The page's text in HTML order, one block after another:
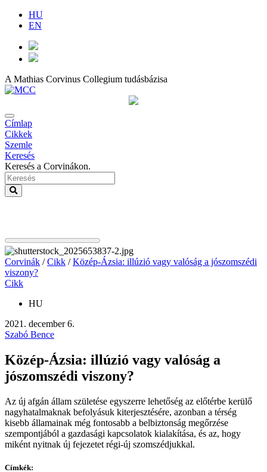
HU
EN
A Mathias Corvinus Collegium tudásbázisa
Címlap
Cikkek
Szemle
Keresés
Keresés a Corvinákon.
Corvinák /Cikk /Közép-Ázsia: illúzió vagy valóság a jószomszédi
viszony?
Cikk
HU
2021. december 6.
Szabó Bence
Közép-Ázsia: illúzió vagy valóság a
jószomszédi viszony?
Az új afgán állam születése egyszerre lehetőség az előtérbe kerülő
nagyhatalmaknak befolyásuk kiterjesztésére, azonban a térség
kisebb államainak még fontosabb a belbiztonság megőrzése
szempontjából a gazdasági kapcsolatok kialakítása, és az, hogy
miként nyitnak új fejezetet régi-új szomszédjukkal.
Címkék: